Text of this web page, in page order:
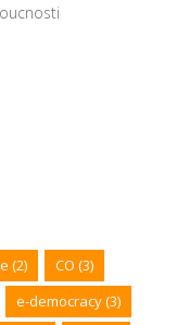
(2) CO (3)
e-democracy(3)